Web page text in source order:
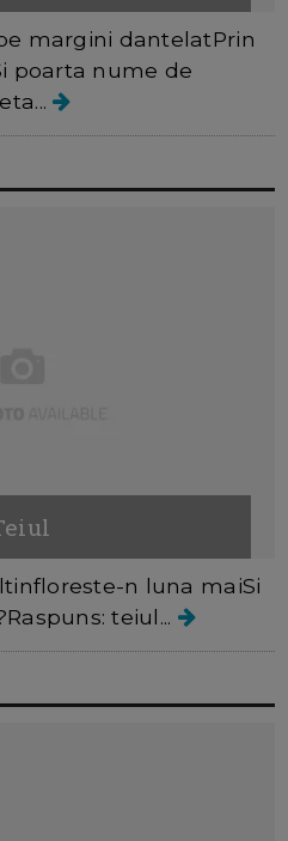
margini dantelatPrin
poarta nume de
n luna maiSi
teiul...